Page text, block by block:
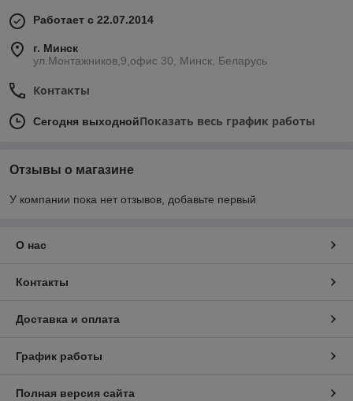
Работает с 22.07.2014
г. Минск
ул.Монтажников,9,офис 30, Минск, Беларусь
Контакты
Сегодня выходнойПоказать весь график работы
Отзывы о магазине
У компании пока нет отзывов, добавьте первый
О нас
Контакты
Доставка и оплата
График работы
Полная версия сайта